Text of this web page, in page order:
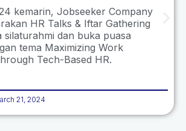
kemarin, Jobseeker Company
HR Talks & Iftar Gathering
silaturahmi dan buka puasa
tema Maximizing Work
Tech-Based HR.
21, 2024